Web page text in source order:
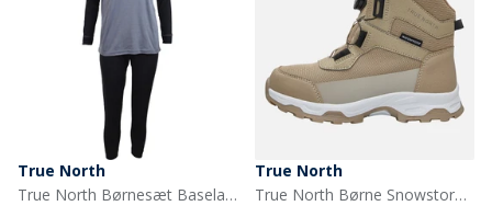
True North
True North Børnesæt Baselayer Sort Comb
True North
True North Børne Snowstorm Sko Sand